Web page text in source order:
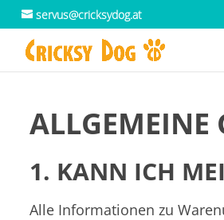
servus@cricksydog.at
ALLGEMEINE
1. KANN ICH
Alle Informationen zu